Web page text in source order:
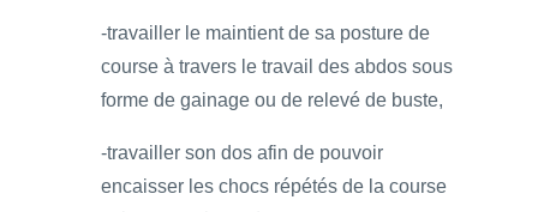
-travailler le maintient de sa posture de
course à travers le travail des abdos sous
forme de gainage ou de relevé de buste,
-travailler son dos afin de pouvoir
encaisser les chocs répétés de la course